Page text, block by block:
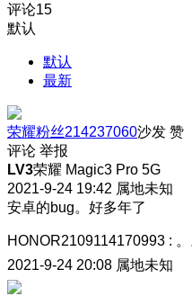
评论15
默认
默认
最新
荣耀粉丝214237060沙发 赞
评论 举报
LV3荣耀 Magic3 Pro 5G
2021-9-24 19:42 属地未知
安卓的bug。好多年了
HONOR2109114170993 :
2021-9-24 20:08 属地未知